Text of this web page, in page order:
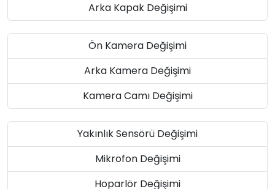
Arka Kapak Değişimi
Ön Kamera Değişimi
Arka Kamera Değişimi
Kamera Camı Değişimi
Yakınlık Sensörü Değişimi
Mikrofon Değişimi
Hoparlör Değişimi